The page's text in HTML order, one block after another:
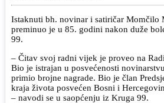
Istaknuti bh. novinar i satiričar Momčilo
preminuo je u 85. godini nakon duže
99.
– Čitav svoj radni vijek je proveo na
Bio je istrajan u posvećenosti
primio brojne nagrade. Bio je član
kraja života posvećen Bosni i
– navodi se u saopćenju iz Kruga 99.